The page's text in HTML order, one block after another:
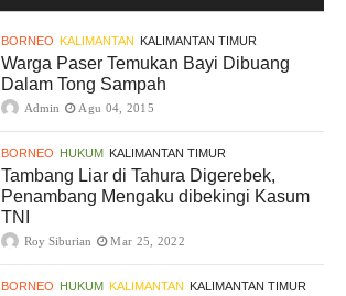
BORNEO KALIMANTAN KALIMANTAN TIMUR
Warga Paser Temukan Bayi Dibuang
Dalam Tong Sampah
Admin Agu 04, 2015
BORNEO HUKUM KALIMANTAN TIMUR
Tambang Liar di Tahura Digerebek,
Penambang Mengaku dibekingi Kasum
TNI
Roy Siburian Mar 25, 2022
BORNEO HUKUM KALIMANTAN KALIMANTAN TIMUR